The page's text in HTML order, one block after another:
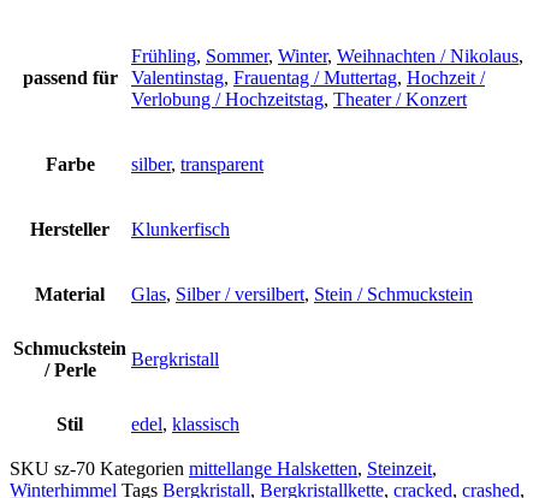
passend für
Frühling, Sommer, Winter, Weihnachten / Nikolaus,
Valentinstag, Frauentag / Muttertag, Hochzeit /
Verlobung / Hochzeitstag, Theater / Konzert
Farbe silber, transparent
Hersteller Klunkerfisch
Material Glas, Silber / versilbert, Stein / Schmuckstein
Schmuckstein
/ Perle
Bergkristall
Stil edel, klassisch
SKU sz-70 Kategorien mittellange Halsketten, Steinzeit,
Winterhimmel Tags Bergkristall, Bergkristallkette, cracked, crashed,